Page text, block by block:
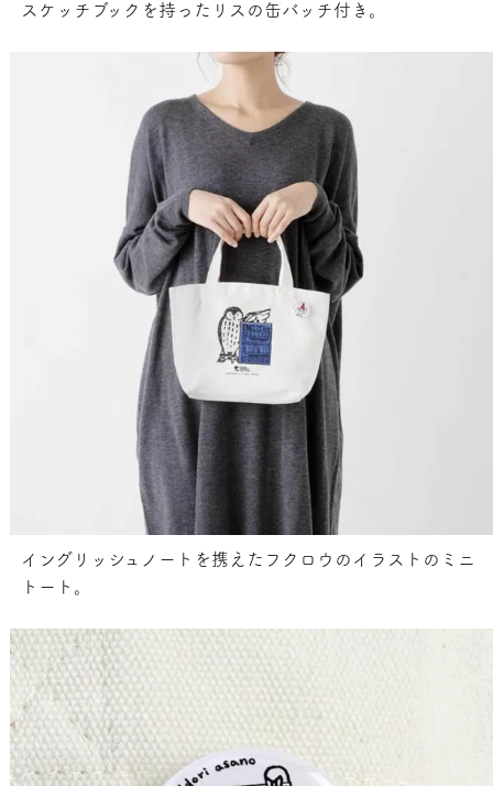
スケッチブックを持ったリスの缶バッチ付き。
イングリッシュノートを携えたフクロウのイラストのミニ
トート。